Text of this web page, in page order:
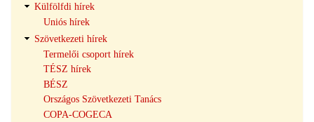
Külfölfdi hírek
Uniós hírek
Szövetkezeti hírek
Termelői csoport hírek
TÉSZ hírek
BÉSZ
Országos Szövetkezeti Tanács
COPA-COGECA